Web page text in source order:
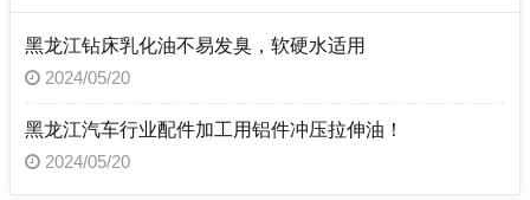
黑龙江钻床乳化油不易发臭，软硬水适用
2024/05/20
黑龙江汽车行业配件加工用铝件冲压拉伸油！
2024/05/20